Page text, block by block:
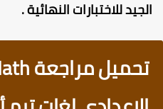
للاختبارات النهائية .